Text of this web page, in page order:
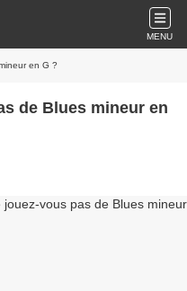
MENU
en G ?
de Blues mineur en